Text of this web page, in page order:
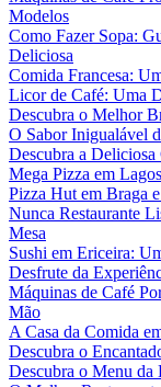
Modelos
Como Fazer Sopa:
Deliciosa
Comida Francesa:
Licor de Café: Uma
Descubra o Melhor
O Sabor Inigualável
Descubra a
Mega Pizza em
Pizza Hut em Braga
Nunca Restaurante
Mesa
Sushi em Ericeira:
Desfrute da
Máquinas de Café
Mão
A Casa da Comida
Descubra o
Descubra o Menu da